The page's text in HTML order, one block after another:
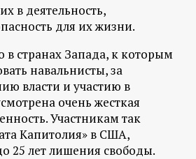
в деятельность,
для их жизни.
в странах Запада, к которым
навальнисты, за
власти и участию в
очень жесткая
Участникам так
Капитолия» в США,
25 лет лишения свободы.